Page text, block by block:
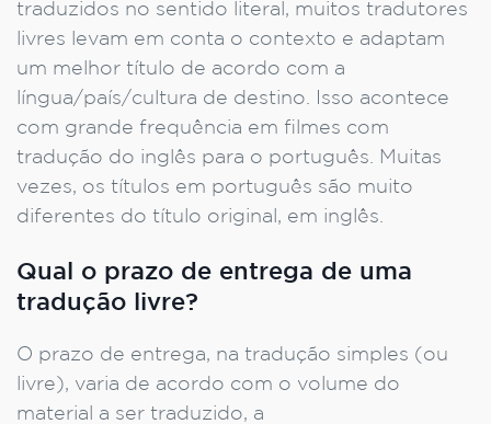
traduzidos no sentido literal, muitos tradutores
livres levam em conta o contexto e adaptam
um melhor título de acordo com a
língua/país/cultura de destino. Isso acontece
com grande frequência em filmes com
tradução do inglês para o português. Muitas
vezes, os títulos em português são muito
diferentes do título original, em inglês.
Qual o prazo de entrega de uma
tradução livre?
O prazo de entrega, na tradução simples (ou
livre), varia de acordo com o volume do
material a ser traduzido, a